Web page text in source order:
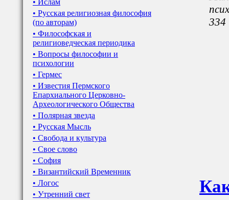
• Ислам
• Русская религиозная философия
(по авторам)
• Философская и
религиоведческая периодика
• Вопросы философии и
психологии
• Гермес
• Известия Пермского
Епархиального Церковно-
Археологического Общества
• Полярная звезда
• Русская Мысль
• Свобода и культура
• Свое слово
• София
• Византийский Временник
• Логос
• Утренний свет
334